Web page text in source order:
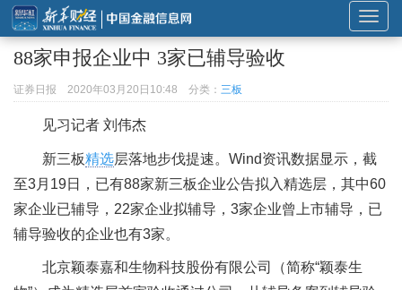
展
开
航
88家申报企业中 3家已辅导验收
证券日报 2020年03月20日10:48 分类： 三板
见习记者 刘伟杰
新三板精选层落地步伐提速。Wind资讯数据显示，截
至3月19日，已有88家新三板企业公告拟入精选层，其中60
家企业已辅导，22家企业拟辅导，3家企业曾上市辅导，已
辅导验收的企业也有3家。
北京颖泰嘉和生物科技股份有限公司（简称“颖泰生